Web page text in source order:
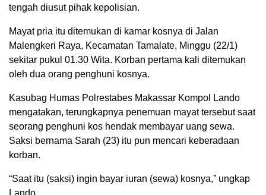
tengah diusut pihak kepolisian.
Mayat pria itu ditemukan di kamar kosnya di Jalan
Malengkeri Raya, Kecamatan Tamalate, Minggu (22/1)
sekitar pukul 01.30 Wita. Korban pertama kali ditemukan
oleh dua orang penghuni kosnya.
Kasubag Humas Polrestabes Makassar Kompol Lando
mengatakan, terungkapnya penemuan mayat tersebut saat
seorang penghuni kos hendak membayar uang sewa.
Saksi bernama Sarah (23) itu pun mencari keberadaan
korban.
“Saat itu (saksi) ingin bayar iuran (sewa) kosnya,” ungkap
Lando.